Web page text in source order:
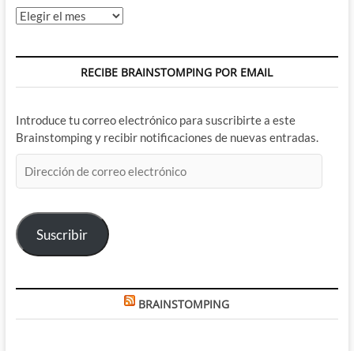
Archivos
RECIBE BRAINSTOMPING POR EMAIL
Introduce tu correo electrónico para suscribirte a este
Brainstomping y recibir notificaciones de nuevas entradas.
de
electrónico
Suscribir
BRAINSTOMPING